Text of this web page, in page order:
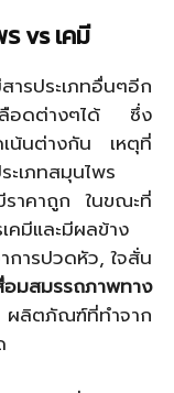
vs เคมี
รประเภทอื่นๆอีก
ลือดต่างๆได้ ซึ่ง
น้นต่างกัน เหตุที่
เภทสมุนไพร
าคาถูก ในขณะที่
คมีและมีผลข้าง
การปวดหัว, ใจสั่น
อมสมรรถภาพทาง
ลิตภัณฑ์ที่ทำจาก